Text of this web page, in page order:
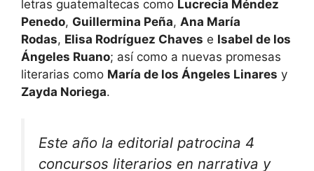
letras guatemaltecas como Lucrecia Méndez
Penedo, Guillermina Peña, Ana María
Rodas, Elisa Rodríguez Chaves e Isabel de los
Ángeles Ruano; así como a nuevas promesas
literarias como María de los Ángeles Linares y
Zayda Noriega.
Este año la editorial patrocina 4
concursos literarios en narrativa y